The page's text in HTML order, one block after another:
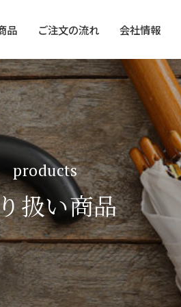
品 ご注文の流れ 会社情報
products
扱い商品